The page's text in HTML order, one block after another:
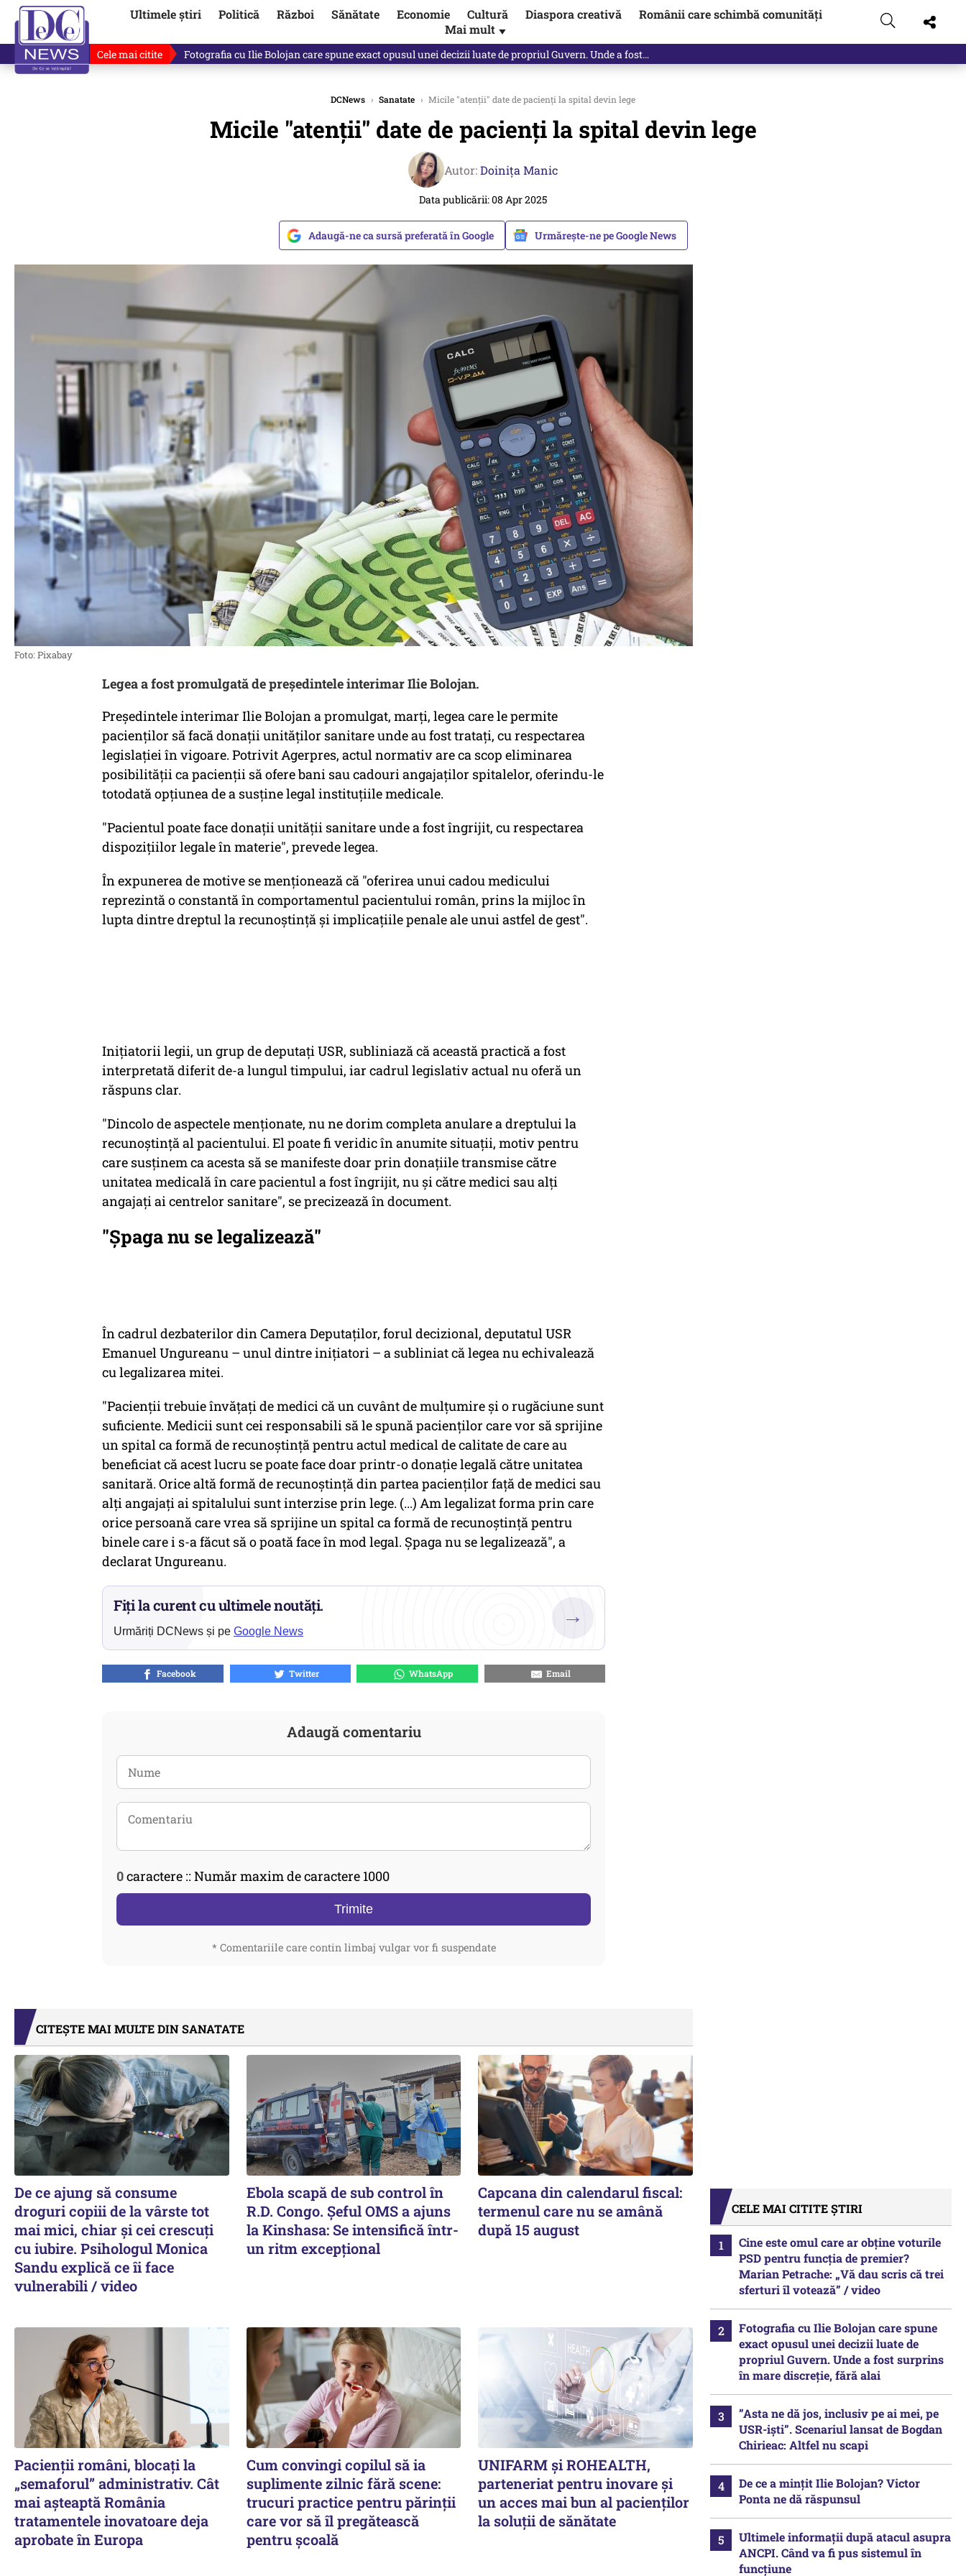
Ultimele știri Politică Război Sănătate Economie Cultură Diaspora creativă
Românii care schimbă comunități
Mai mult ▼
Cele mai citite De ce minte Ilie Bolojan? Ce spune Mircea Badea: E o minciună de mari proporții
DCNews › Sanatate › Micile "atenții" date de pacienți la spital devin lege
Micile "atenții" date de pacienți la spital devin lege
Autor:Doinița Manic
Data publicării: 08 Apr 2025
Adaugă-ne ca sursă preferată în Google Urmărește-ne pe Google News
Foto: Pixabay
Legea a fost promulgată de președintele interimar Ilie Bolojan.
Preşedintele interimar Ilie Bolojan a promulgat, marţi, legea care le permite
pacienţilor să facă donaţii unităţilor sanitare unde au fost trataţi, cu respectarea
legislaţiei în vigoare. Potrivit Agerpres, actul normativ are ca scop eliminarea
posibilităţii ca pacienţii să ofere bani sau cadouri angajaţilor spitalelor, oferindu-le
totodată opţiunea de a susţine legal instituţiile medicale.
"Pacientul poate face donaţii unităţii sanitare unde a fost îngrijit, cu respectarea
dispoziţiilor legale în materie", prevede legea.
În expunerea de motive se menţionează că "oferirea unui cadou medicului
reprezintă o constantă în comportamentul pacientului român, prins la mijloc în
lupta dintre dreptul la recunoştinţă şi implicaţiile penale ale unui astfel de gest".
Iniţiatorii legii, un grup de deputaţi USR, subliniază că această practică a fost
interpretată diferit de-a lungul timpului, iar cadrul legislativ actual nu oferă un
răspuns clar.
"Dincolo de aspectele menţionate, nu ne dorim completa anulare a dreptului la
recunoştinţă al pacientului. El poate fi veridic în anumite situaţii, motiv pentru
care susţinem ca acesta să se manifeste doar prin donaţiile transmise către
unitatea medicală în care pacientul a fost îngrijit, nu şi către medici sau alţi
angajaţi ai centrelor sanitare", se precizează în document.
"Şpaga nu se legalizează"
În cadrul dezbaterilor din Camera Deputaţilor, forul decizional, deputatul USR
Emanuel Ungureanu – unul dintre iniţiatori – a subliniat că legea nu echivalează
cu legalizarea mitei.
"Pacienţii trebuie învăţaţi de medici că un cuvânt de mulţumire şi o rugăciune sunt
suficiente. Medicii sunt cei responsabili să le spună pacienţilor care vor să sprijine
un spital ca formă de recunoştinţă pentru actul medical de calitate de care au
beneficiat că acest lucru se poate face doar printr-o donaţie legală către unitatea
sanitară. Orice altă formă de recunoştinţă din partea pacienţilor faţă de medici sau
alţi angajaţi ai spitalului sunt interzise prin lege. (...) Am legalizat forma prin care
orice persoană care vrea să sprijine un spital ca formă de recunoştinţă pentru
binele care i s-a făcut să o poată face în mod legal. Şpaga nu se legalizează", a
declarat Ungureanu.
Fiți la curent cu ultimele noutăți.
Urmăriți DCNews și pe Google News
→
Facebook Twitter WhatsApp Email
Adaugă comentariu
0caractere :: Număr maxim de caractere 1000
Trimite
* Comentariile care contin limbaj vulgar vor fi suspendate
CITEȘTE MAI MULTE DIN SANATATE
De ce ajung să consume
droguri copiii de la vârste tot
mai mici, chiar și cei crescuți
cu iubire. Psihologul Monica
Sandu explică ce îi face
vulnerabili / video
Ebola scapă de sub control în
R.D. Congo. Șeful OMS a ajuns
la Kinshasa: Se intensifică într-
un ritm excepţional
Capcana din calendarul fiscal:
termenul care nu se amână
după 15 august
Pacienții români, blocați la
„semaforul” administrativ. Cât
mai așteaptă România
tratamentele inovatoare deja
aprobate în Europa
Cum convingi copilul să ia
suplimente zilnic fără scene:
trucuri practice pentru părinții
care vor să îl pregătească
pentru școală
UNIFARM și ROHEALTH,
parteneriat pentru inovare și
un acces mai bun al pacienților
la soluții de sănătate
CELE MAI CITITE ȘTIRI
Cine este omul care ar obține voturile
PSD pentru funcția de premier?
Marian Petrache: „Vă dau scris că trei
sferturi îl votează” / video
Fotografia cu Ilie Bolojan care spune
exact opusul unei decizii luate de
propriul Guvern. Unde a fost surprins
în mare discreție, fără alai
”Asta ne dă jos, inclusiv pe ai mei, pe
USR-iști”. Scenariul lansat de Bogdan
Chirieac: Altfel nu scapi
De ce a mințit Ilie Bolojan? Victor
Ponta ne dă răspunsul
Ultimele informații după atacul asupra
ANCPI. Când va fi pus sistemul în
funcțiune